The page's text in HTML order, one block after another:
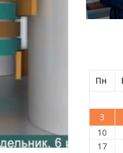
Пн
3
10
17